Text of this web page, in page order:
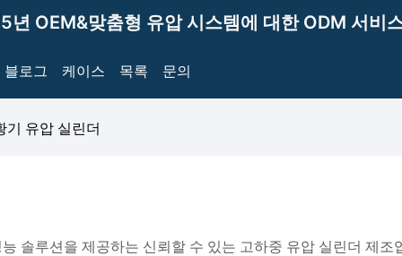
년 OEM&맞춤형 유압 시스템에 대한 ODM 서비
블로그 케이스 목록 문의
기 유압 실린더
솔루션을 제공하는 신뢰할 수 있는 고하중 유압 실린더 제